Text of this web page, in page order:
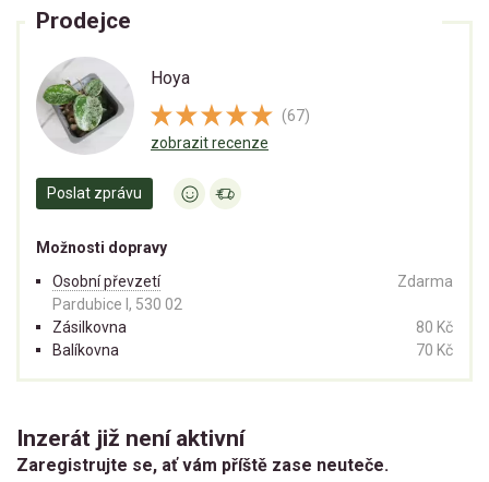
Prodejce
Hoya
(67)
zobrazit recenze
Poslat zprávu
Možnosti dopravy
Osobní převzetí
Pardubice I, 530 02
Zdarma
Zásilkovna
80 Kč
Balíkovna
70 Kč
Inzerát již není aktivní
Zaregistrujte se, ať vám příště zase neuteče.